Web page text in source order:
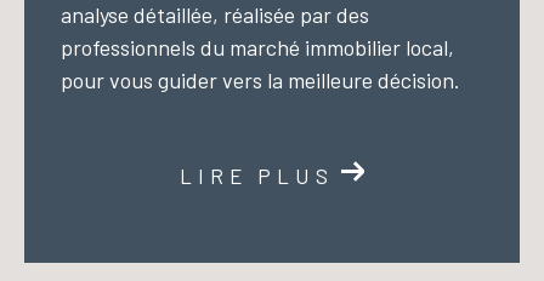
analyse détaillée, réalisée par des
professionnels du marché immobilier local,
pour vous guider vers la meilleure décision.
LIRE PLUS